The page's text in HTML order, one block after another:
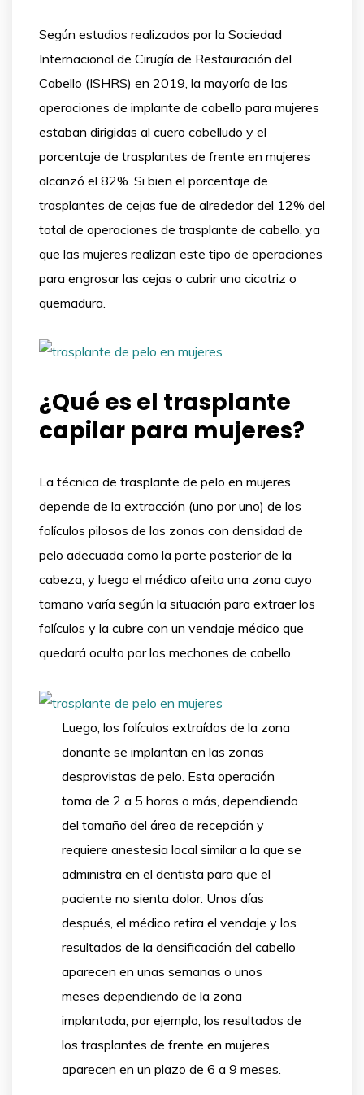
Según estudios realizados por la Sociedad
Internacional de Cirugía de Restauración del
Cabello (ISHRS) en 2019, la mayoría de las
operaciones de implante de cabello para mujeres
estaban dirigidas al cuero cabelludo y el
porcentaje de trasplantes de frente en mujeres
alcanzó el 82%. Si bien el porcentaje de
trasplantes de cejas fue de alrededor del 12% del
total de operaciones de trasplante de cabello, ya
que las mujeres realizan este tipo de operaciones
para engrosar las cejas o cubrir una cicatriz o
quemadura.
¿Qué es el trasplante
capilar para mujeres?
La técnica de trasplante de pelo en mujeres
depende de la extracción (uno por uno) de los
folículos pilosos de las zonas con densidad de
pelo adecuada como la parte posterior de la
cabeza, y luego el médico afeita una zona cuyo
tamaño varía según la situación para extraer los
folículos y la cubre con un vendaje médico que
quedará oculto por los mechones de cabello.
Luego, los folículos extraídos de la zona
donante se implantan en las zonas
desprovistas de pelo. Esta operación
toma de 2 a 5 horas o más, dependiendo
del tamaño del área de recepción y
requiere anestesia local similar a la que se
administra en el dentista para que el
paciente no sienta dolor. Unos días
después, el médico retira el vendaje y los
resultados de la densificación del cabello
aparecen en unas semanas o unos
meses dependiendo de la zona
implantada, por ejemplo, los resultados de
los trasplantes de frente en mujeres
aparecen en un plazo de 6 a 9 meses.